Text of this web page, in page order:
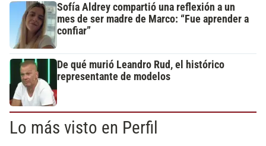
Sofía Aldrey compartió una reflexión a un
mes de ser madre de Marco: “Fue aprender a
confiar”
De qué murió Leandro Rud, el histórico
representante de modelos
Lo más visto en Perfil